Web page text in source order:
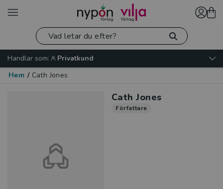
Handlar som:
Privatkund
Hem / Cath Jones
Cath Jones
Författare